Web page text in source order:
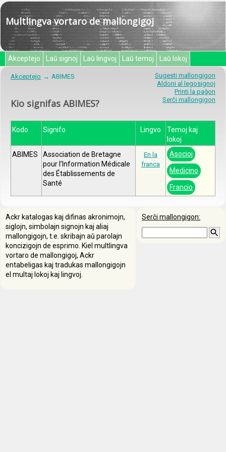
Multlingva vortaro de mallongigoj
Akceptejo Laŭ signoj Laŭ lingvoj Laŭ temoj Laŭ lokoj
Sugesti mallongigon
Aldoni al legosignoj
Printi la paĝon
Serĉi mallongigon
Akceptejo ABIMES
Kio signifas ABIMES?
Kodo Signifo Lingvo
Temoj kaj
lokoj
ABIMES
Association de Bretagne
pour l’Information Médicale
des Établissements de
Santé
En la
franca
Asocioj
Medicino
Francio
Serĉi mallongigon:
Ackr katalogas kaj difinas akronimojn,
siglojn, simbolajn signojn kaj aliaj
mallongigojn, t.e. skribajn aŭ parolajn
koncizigojn de esprimo. Kiel multlingva
vortaro de mallongigoj, Ackr
entabeligas kaj tradukas mallongigojn
el multaj lokoj kaj lingvoj.